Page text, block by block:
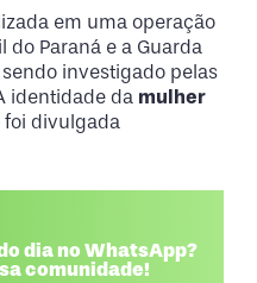
em uma operação
do Paraná e a Guarda
investigado pelas
identidade da mulher
foi divulgada
dia no WhatsApp?
comunidade!